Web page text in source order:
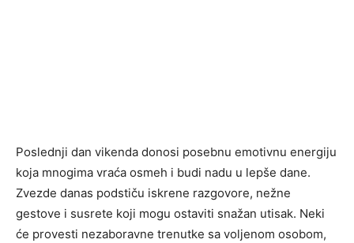
Poslednji dan vikenda donosi posebnu emotivnu energiju
koja mnogima vraća osmeh i budi nadu u lepše dane.
Zvezde danas podstiču iskrene razgovore, nežne
gestove i susrete koji mogu ostaviti snažan utisak. Neki
će provesti nezaboravne trenutke sa voljenom osobom,